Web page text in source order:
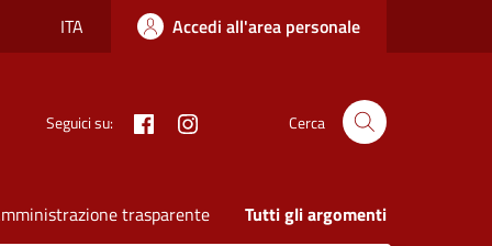
ITA Accedi all'area personale
Seguici su: Facebook Cerca
trasparente Tutti gli argomenti